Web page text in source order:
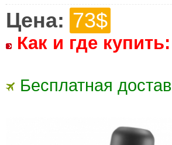
Цена: 73$
Как и где купить:
Бесплатная